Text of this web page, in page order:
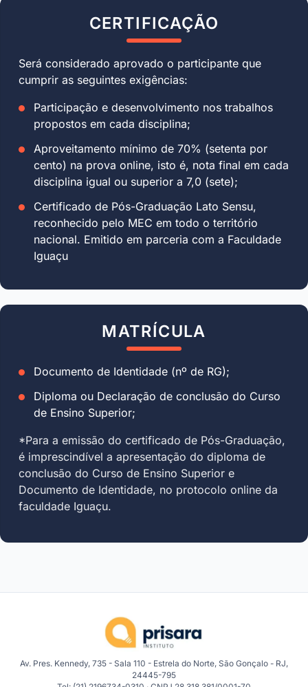
CERTIFICAÇÃO
Será considerado aprovado o participante que
cumprir as seguintes exigências:
Participação e desenvolvimento nos trabalhos
propostos em cada disciplina;
Aproveitamento mínimo de 70% (setenta por
cento) na prova online, isto é, nota final em cada
disciplina igual ou superior a 7,0 (sete);
Certificado de Pós-Graduação Lato Sensu,
reconhecido pelo MEC em todo o território
nacional. Emitido em parceria com a Faculdade
Iguaçu
MATRÍCULA
Documento de Identidade (nº de RG);
Diploma ou Declaração de conclusão do Curso
de Ensino Superior;
*Para a emissão do certificado de Pós-Graduação,
é imprescindível a apresentação do diploma de
conclusão do Curso de Ensino Superior e
Documento de Identidade, no protocolo online da
faculdade Iguaçu.
Av. Pres. Kennedy, 735 - Sala 110 - Estrela do Norte, São Gonçalo - RJ,
24445-795